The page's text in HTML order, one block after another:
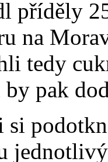
příděly
na
tedy
pak
si